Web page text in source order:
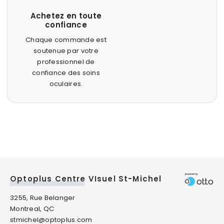
Achetez en toute
confiance
Chaque commande est
soutenue par votre
professionnel de
confiance des soins
oculaires.
Optoplus Centre VIsuel St-Michel
3255, Rue Belanger
Montreal, QC
stmichel@optoplus.com